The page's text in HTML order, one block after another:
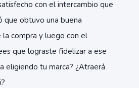
con el intercambio que
que obtuvo una buena
compra y luego con el
que lograste fidelizar a ese
eligiendo tu marca? ¿Atraerá